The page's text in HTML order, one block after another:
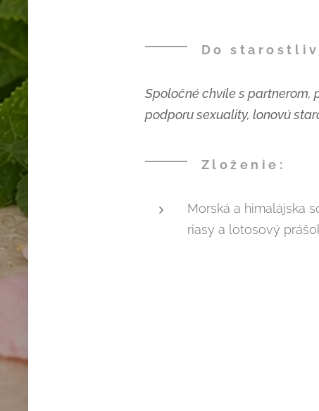
Do
Spoločné chvíle s partnerom,
podporu sexuality, lonovú
Zloženie:
Morská a himalájska
riasy a lotosový